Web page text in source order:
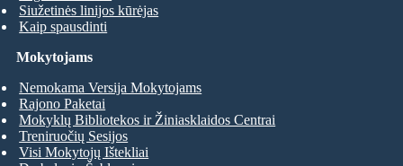
Siužetinės linijos kūrėjas
Kaip spausdinti
Mokytojams
Nemokama Versija Mokytojams
Rajono Paketai
Mokyklų Bibliotekos ir Žiniasklaidos Centrai
Treniruočių Sesijos
Visi Mokytojų Ištekliai